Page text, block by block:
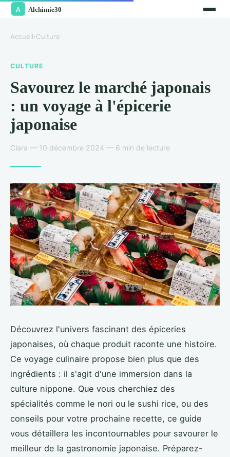
Accueil›Culture
CULTURE
Savourez le marché japonais
: un voyage à l'épicerie
japonaise
Clara — 10 décembre 2024 — 6 min de lecture
Découvrez l'univers fascinant des épiceries
japonaises, où chaque produit raconte une histoire.
Ce voyage culinaire propose bien plus que des
ingrédients : il s'agit d'une immersion dans la
culture nippone. Que vous cherchiez des
spécialités comme le nori ou le sushi rice, ou des
conseils pour votre prochaine recette, ce guide
vous détaillera les incontournables pour savourer le
meilleur de la gastronomie japonaise. Préparez-